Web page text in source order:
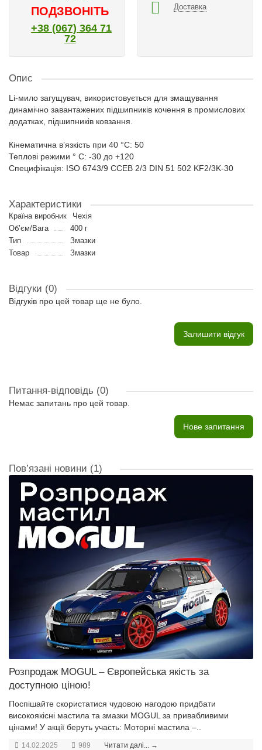
ПОДЗВОНІТЬ
+38 (067) 364 71
72
Доставка
Опис
Li-мило загущувач, використовується для змащування
динамічно завантажених підшипників кочення в промислових
додатках, підшипників ковзання.
Кінематична в’язкість при 40 °С: 50
Теплові режими ° C: -30 до +120
Специфікація: ISO 6743/9 CCEB 2/3 DIN 51 502 KF2/3K-30
Характеристики
Країна виробник
Чехія
Об’єм/Вага
400 г
Тип
Змазки
Товар
Змазки
Відгуки (0)
Відгуків про цей товар ще не було.
Залишити відгук
Питання-відповідь (0)
Немає запитань про цей товар.
Нове запитання
Пов’язані новини (1)
Розпродаж MOGUL – Європейська якість за
доступною ціною!
Поспішайте скористатися чудовою нагодою придбати
високоякісні мастила та змазки MOGUL за привабливими
цінами! У акції беруть участь: Моторні мастила –..
14.02.2025 989 Читати далі... →